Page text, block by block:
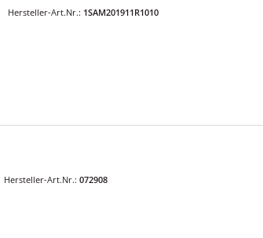
Hersteller-Art.Nr.: 1SAM201911R1010
Hersteller-Art.Nr.: 072908